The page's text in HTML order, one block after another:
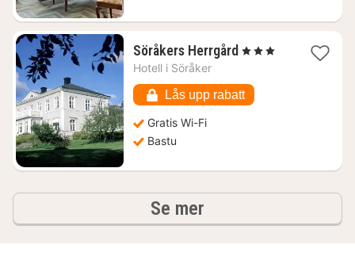
Söråkers Herrgård 1
1070
kr.
, 3 Stjärnor
Hotell i Söråker
Lås upp rabatt
Gratis Wi-Fi
Bastu
Se mer